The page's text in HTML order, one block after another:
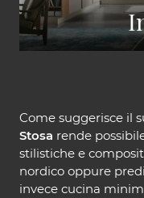
Come suggerisce il
Stosa rende
stilistiche e
nordico oppure
invece cucina